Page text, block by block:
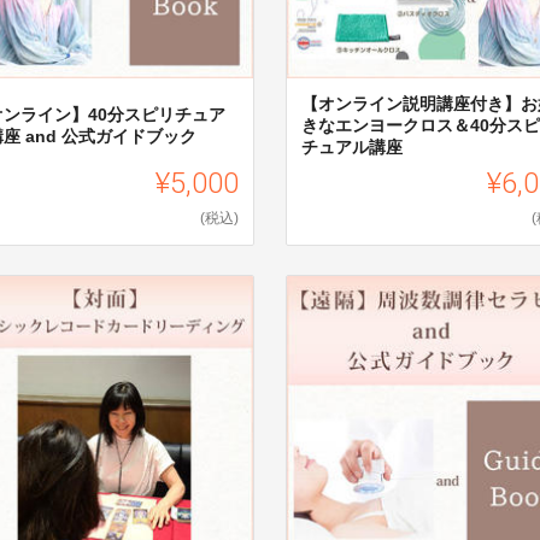
ンライン】40分スピリチュア
座 and 公式ガイドブック
¥5,000
(税込)
【オンライン説明講座付き】
きなエンヨークロス＆40分ス
チュアル講座
(